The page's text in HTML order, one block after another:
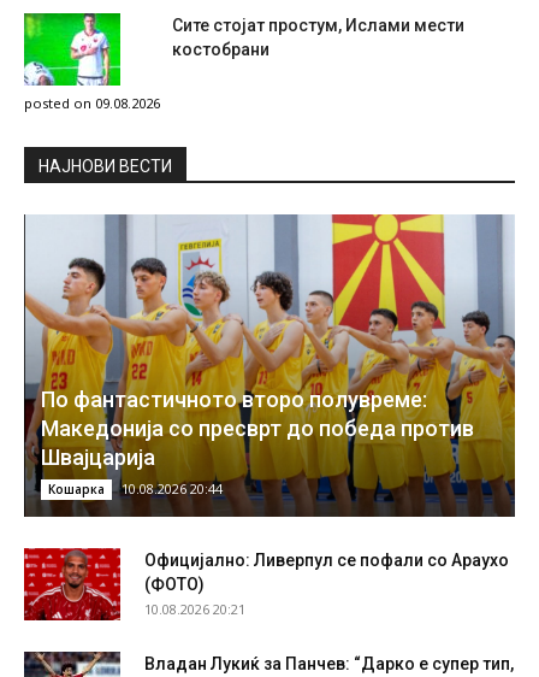
Сите стојат простум, Ислами мести
костобрани
posted on 09.08.2026
НAЈНОВИ ВЕСТИ
По фантастичното второ полувреме:
Македонија со пресврт до победа против
Швајцарија
Кошарка 10.08.2026 20:44
Официјално: Ливерпул се пофали со Араухо
(ФОТО)
10.08.2026 20:21
Владан Лукиќ за Панчев: “Дарко е супер тип,